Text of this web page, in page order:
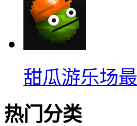
甜瓜游乐场
热门分类